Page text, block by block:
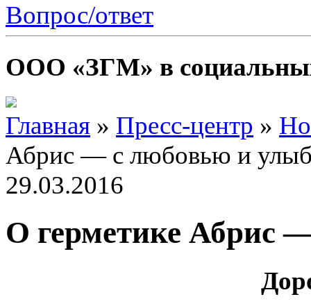
Вопрос/ответ
ООО «ЗГМ» в
Главная » Пресс-центр »
Абрис — с любовью и
29.03.2016
О герметике Абрис